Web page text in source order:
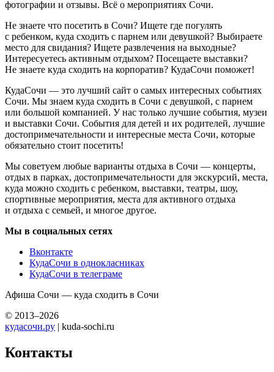
фотографии и отзывы. Всё о мероприятиях Сочи.
Не знаете что посетить в Сочи? Ищете где погулять
с ребенком, куда сходить с парнем или девушкой? Выбираете
место для свидания? Ищете развлечения на выходные?
Интересуетесь активным отдыхом? Посещаете выставки?
Не знаете куда сходить на корпоратив? КудаСочи поможет!
КудаСочи — это лучший сайт о самых интересных событиях
Сочи. Мы знаем куда сходить в Сочи с девушкой, с парнем
или большой компанией. У нас только лучшие события, музеи
и выставки Сочи. События для детей и их родителей, лучшие
достопримечательности и интересные места Сочи, которые
обязательно стоит посетить!
Мы советуем любые варианты отдыха в Сочи — концерты,
отдых в парках, достопримечательности для экскурсий, места,
куда можно сходить с ребенком, выставки, театры, шоу,
спортивные мероприятия, места для активного отдыха
и отдыха с семьей, и многое другое.
Мы в социальных сетях
Вконтакте
КудаСочи в однокласниках
КудаСочи в телеграме
Афиша Сочи — куда сходить в Сочи
© 2013–2026
кудасочи.ру | kuda-sochi.ru
Контакты